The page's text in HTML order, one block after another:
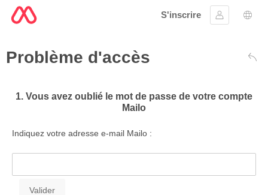
S'inscrire
Se
Problème d'accès
1. Vous avez oublié le mot de passe de votre compte
Mailo
Indiquez votre adresse e-mail Mailo :